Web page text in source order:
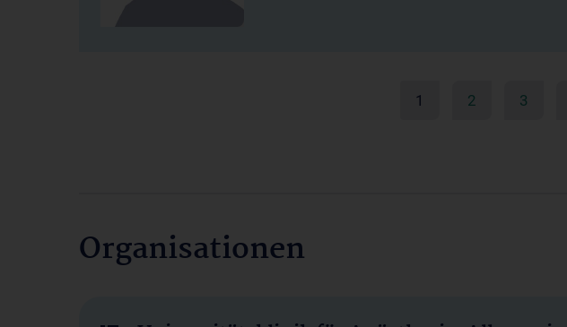
1 2 3
Organisationen